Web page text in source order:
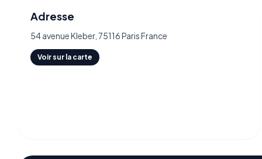
Adresse
54 avenue Kleber, 75116 Paris France
Voir sur la carte